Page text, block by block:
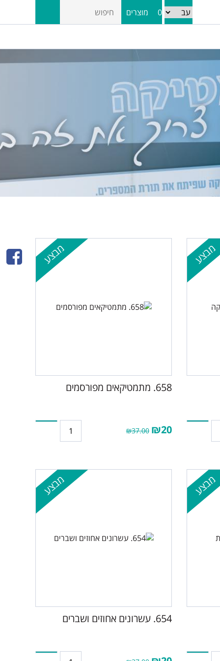
0 מוצרים
מבצע מבצע
658. מתמטיקאים מפורסמים
₪20
₪37.00
מבצע מבצע
654. עשרונים אחוזים ושברים